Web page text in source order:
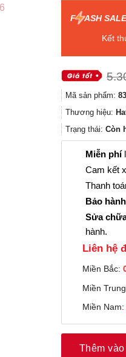
F ASH SALE
Kết
Mã sản phẩm:
Thương hiệu:
Trạng thái: Còn
Miễn phí
Cam kết
Thanh
Bảo hành
Sửa
hành.
Liên hệ
Miền Bắc:
Miền
Miền Nam:
Thêm